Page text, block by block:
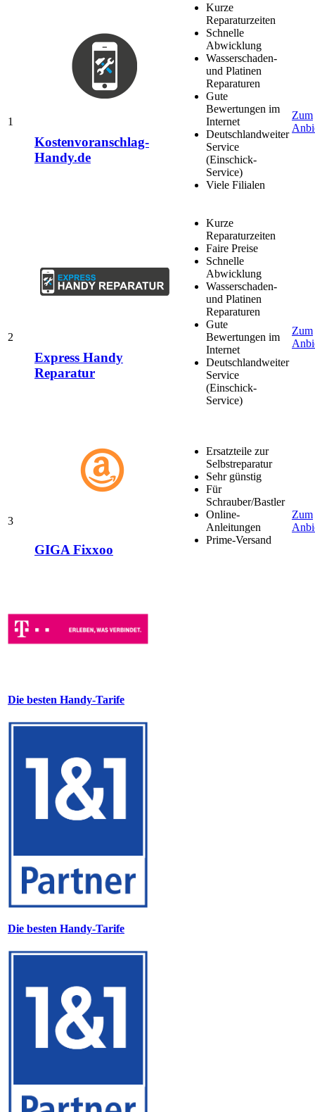
1
Kostenvoranschlag-
Handy.de
Kurze
Reparaturzeiten
Schnelle
Abwicklung
Wasserschaden-
und Platinen
Reparaturen
Gute
Bewertungen im
Internet
Deutschlandweiter
Service
(Einschick-
Service)
Viele Filialen
Zum
2
Express Handy
Reparatur
Kurze
Reparaturzeiten
Faire Preise
Schnelle
Abwicklung
Wasserschaden-
und Platinen
Reparaturen
Gute
Bewertungen im
Internet
Deutschlandweiter
Service
(Einschick-
Service)
Zum
3
GIGA Fixxoo
Ersatzteile zur
Selbstreparatur
Sehr günstig
Für
Schrauber/Bastler
Online-
Anleitungen
Prime-Versand
Zum
Die besten Handy-Tarife
Die besten Handy-Tarife